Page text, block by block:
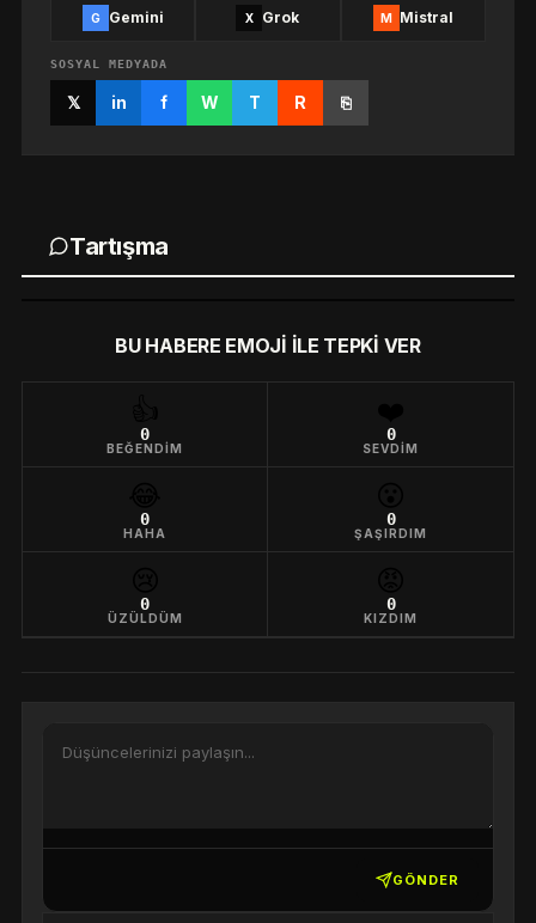
G Gemini X Grok M Mistral
SOSYAL MEDYADA
𝕏 in f W T R ⎘
Tartışma
BU HABERE EMOJI ILE TEPKI VER
0
BEĞENDIM
0
SEVDIM
0
HAHA
0
ŞAŞIRDIM
0
ÜZÜLDÜM
0
KIZDIM
GÖNDER